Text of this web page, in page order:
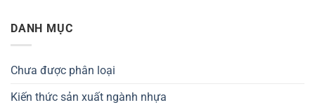
DANH MỤC
Chưa được phân loại
Kiến thức sản xuất ngành nhựa